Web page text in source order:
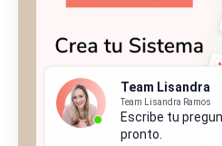
Team Lisandra
Team Lisandra Ramos
Escribe tu
pronto.